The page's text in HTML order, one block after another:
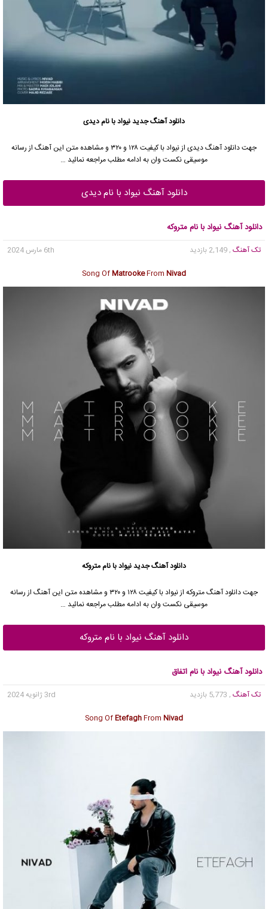
دانلود آهنگ جدیدنیواد با نام دیدی
جهت دانلود آهنگ دیدی از نیواد با کیفیت ۱۲۸ و ۳۲۰ و مشاهده متن این آهنگ از رسانه
موسیقی نکست وان به ادامه مطلب مراجعه نمائید …
دانلود آهنگ نیواد با نام دیدی
دانلود آهنگ نیواد با نام متروکه
تک آهنگ , 2,149 بازدید
6th مارس 2024
Song OfMatrookeFrom Nivad
دانلود آهنگ جدیدنیواد با نام متروکه
جهت دانلود آهنگ متروکه از نیواد با کیفیت ۱۲۸ و ۳۲۰ و مشاهده متن این آهنگ از رسانه
موسیقی نکست وان به ادامه مطلب مراجعه نمائید …
دانلود آهنگ نیواد با نام متروکه
دانلود آهنگ نیواد با نام اتفاق
تک آهنگ , 5,773 بازدید
3rd ژانویه 2024
Song OfEtefaghFrom Nivad